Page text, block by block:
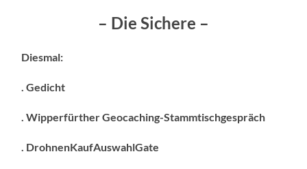
– Die Sichere –
Diesmal:
. Gedicht
. Wipperfürther Geocaching-Stammtischgespräch
. DrohnenKaufAuswahlGate